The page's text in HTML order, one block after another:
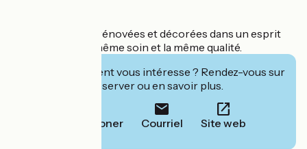
Elles sont toutes rénovées et décorées dans un esprit
différent avec le même soin et la même qualité.
Cet établissement vous intéresse ? Rendez-vous sur
leur site pour réserver ou en savoir plus.
Téléphoner Courriel Site web